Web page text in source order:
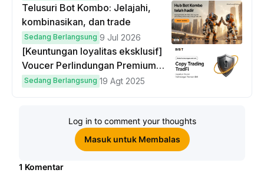
Telusuri Bot Kombo: Jelajahi,
kombinasikan, dan trade
Sedang Berlangsung 9 Jul 2026
[Keuntungan loyalitas eksklusif]
Voucer Perlindungan Premium
hingga $50
Sedang Berlangsung 19 Agt 2025
Log in to comment your thoughts
Masuk untuk Membalas
1 Komentar